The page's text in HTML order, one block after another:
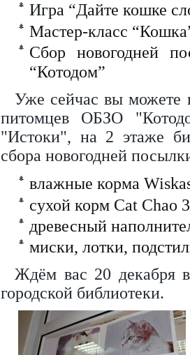
Игра “Дайте кошке
Мастер-класс
Сбор новогодней
“Котодом”
Уже сейчас вы можете
питомцев ОБЗО
"Истоки", на 2 этаже
сбора новогодней
влажные корма
сухой корм Cat Chao
древесный
миски, лотки,
Ждём вас 20 декабря
городской библиотеки.